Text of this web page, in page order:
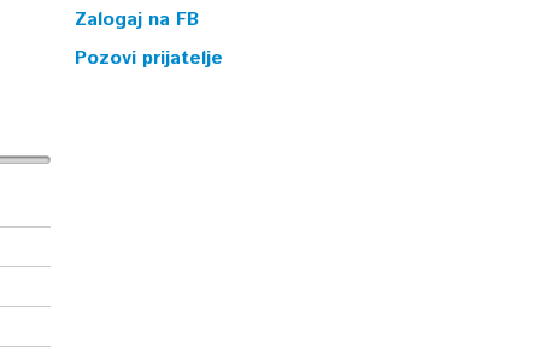
Zalogaj na FB
Pozovi prijatelje